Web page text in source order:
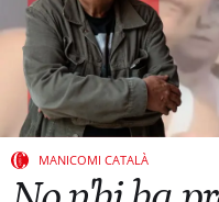
MANICOMI CATALÀ